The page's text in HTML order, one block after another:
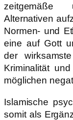
zeitgemäße
Alternativen
Normen- und
eine auf Gott
der
Kriminalität
möglichen
Islamische
somit als